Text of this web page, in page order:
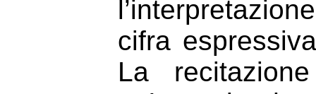
cifra
La